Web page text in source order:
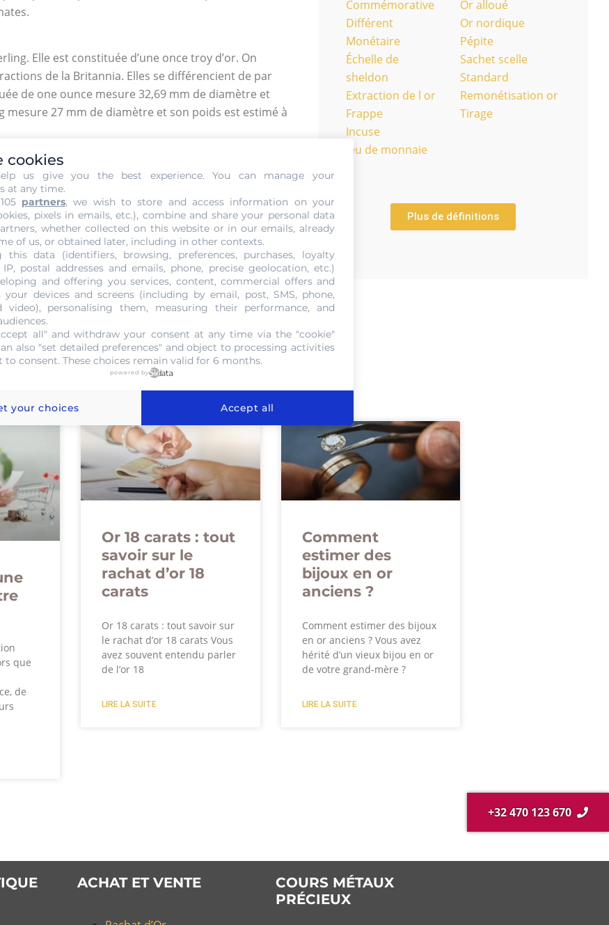
Elle est constituée d’une once troy d’or. On
de la Britannia. Elles se différencient de par
de one ounce mesure 32,69 mm de diamètre et
mesure 27 mm de diamètre et son poids est estimé à
Uni émet la Britannia en argent. Elle représente
frappée chaque année. Tout comme la pièce d’or
2 ounce, 1/4 ounce et 1/10 ounce). Seul leur
faciale de la pièce d’argent Britannia
Commémorative
Différent
Monétaire
Échelle de
sheldon
Extraction de l or
Frappe
Incuse
Jeu de monnaie
Or alloué
Or nordique
Pépite
Sachet scelle
Standard
Remonétisation or
Tirage
Plus de définitions
Blog
que
de
Or 18 carats : tout
savoir sur le
rachat d’or 18
carats
Or 18 carats : tout savoir sur
le rachat d’or 18 carats Vous
avez souvent entendu parler
de l’or 18
LIRE LA SUITE
Comment
estimer des
bijoux en or
anciens ?
Comment estimer des bijoux
en or anciens ? Vous avez
hérité d’un vieux bijou en or
de votre grand-mère ?
LIRE LA SUITE
+32 470 123 670
ACHAT ET VENTE
COURS MÉTAUX
PRÉCIEUX
cookies
us give you the best experience. You can manage your
at any time.
partners, we wish to store and access information on your
pixels in emails, etc.), combine and share your personal data
whether collected on this website or in our emails, already
of us, or obtained later, including in other contexts.
this data (identifiers, browsing, preferences, purchases, loyalty
postal addresses and emails, phone, precise geolocation, etc.)
and offering you services, content, commercial offers and
your devices and screens (including by email, post, SMS, phone,
video), personalising them, measuring their performance, and
all" and withdraw your consent at any time via the "cookie"
also "set detailed preferences" and object to processing activities
to consent. These choices remain valid for 6 months.
powered by
your choices Accept all